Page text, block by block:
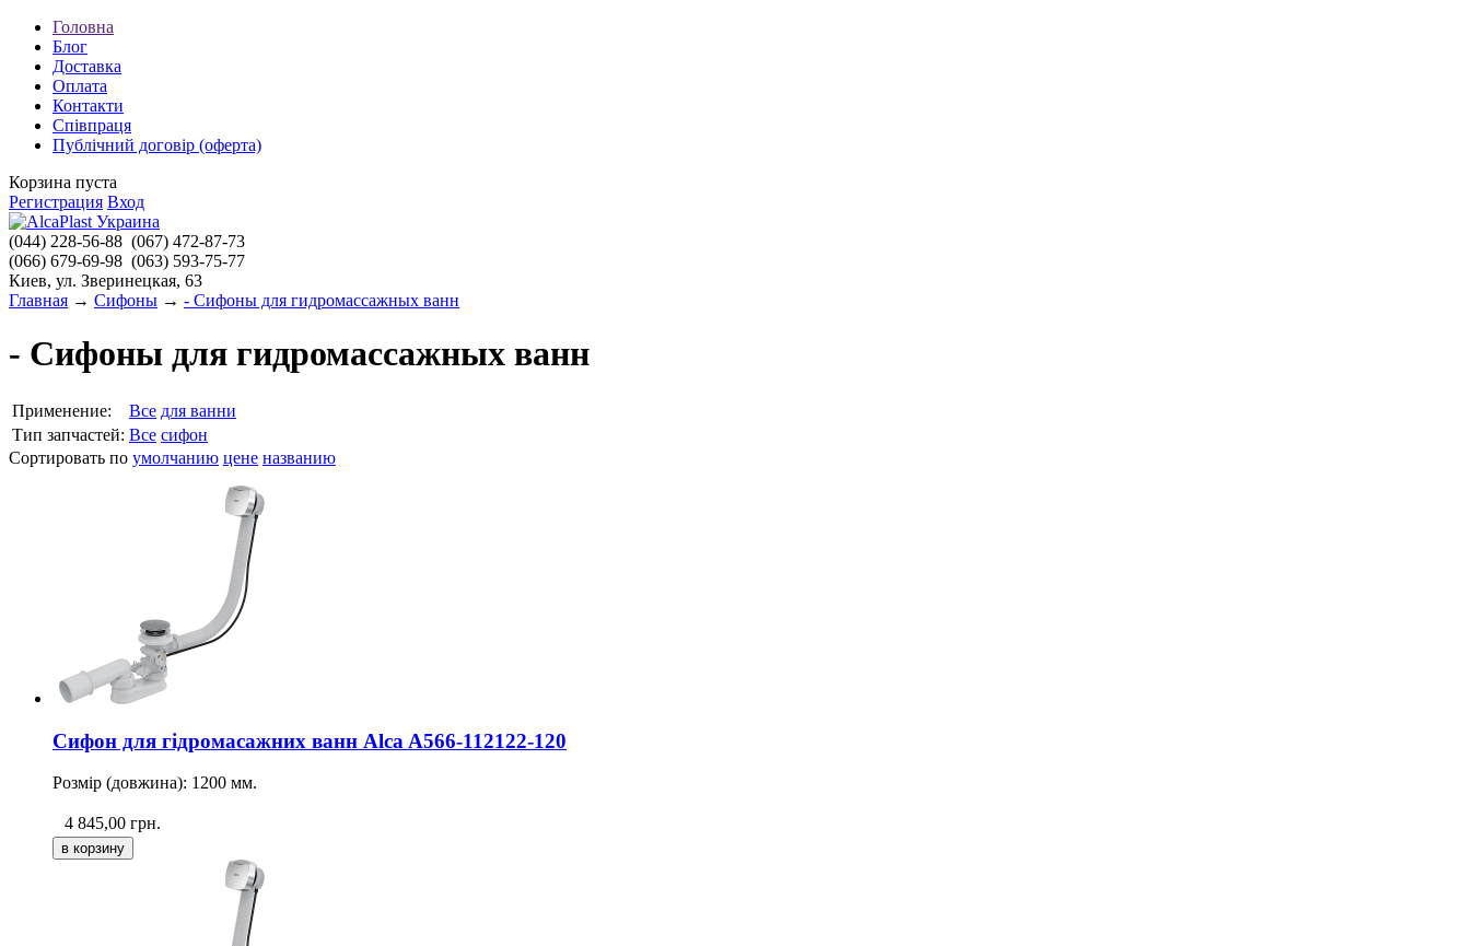
Головна
Блог
Доставка
Оплата
Контакти
Співпраця
Публічний договір (оферта)
Корзина пуста
Регистрация Вход
(044) 228-56-88 (067) 472-87-73
(066) 679-69-98 (063) 593-75-77
Киев, ул. Зверинецкая, 63
Главная → Сифоны → - Сифоны для гидромассажных ванн
- Сифоны для гидромассажных ванн
Применение: Все для ванни
Тип запчастей: Все сифон
Сортировать по умолчанию цене названию
Сифон для гідромасажних ванн Alca A566-112122-120
Розмір (довжина): 1200 мм.
4 845,00 грн.